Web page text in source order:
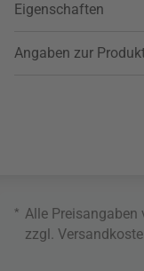
Eigenschaften
Angaben zur
* Alle
zzgl.